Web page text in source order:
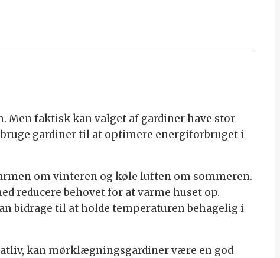
Men faktisk kan valget af gardiner have stor
gardiner til at optimere energiforbruget i
om vinteren og køle luften om sommeren.
reducere behovet for at varme huset op.
bidrage til at holde temperaturen behagelig i
kan mørklægningsgardiner være en god